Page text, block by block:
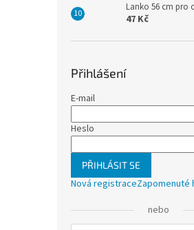
Lanko 56 cm pro
47 Kč
Přihlášení
E-mail
Heslo
PŘIHLÁSIT SE
Nová registraceZapomenuté
nebo